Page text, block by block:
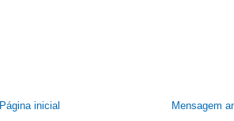
Mensagem
Página inicial